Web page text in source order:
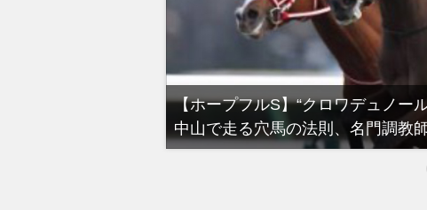
【ホープフルS】“クロワデュノー
中山で走る穴馬の法則、名門調教